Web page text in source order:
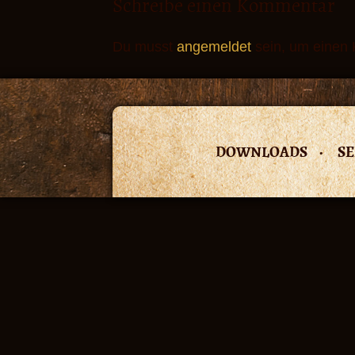
Schreibe einen Kommentar
Du musst angemeldet sein, um einen
DOWNLOADS